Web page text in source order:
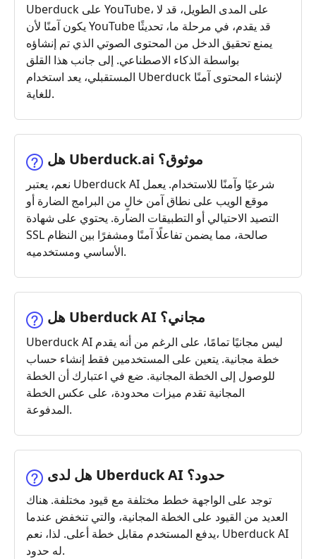
Uberduck على YouTube، على المدى الطويل، قد لا
يكون آمنًا لأن YouTube قد يقدم، في مرحلة ما، تحديثًا
يمنع تحقيق الدخل من المحتوى الصوتي الذي تم إنشاؤه
بواسطة الذكاء الاصطناعي. إلى جانب هذا القلق
المستقبلي، يعد استخدام Uberduck لإنشاء المحتوى آمنًا
للغاية.
هل Uberduck.ai موثوق؟
نعم، يعتبر Uberduck AI شرعيًا وآمنًا للاستخدام. يعمل
موقع الويب على نطاق آمن خالٍ من البرامج الضارة أو
التصيد الاحتيالي أو التطبيقات الضارة. يحتوي على شهادة
SSL صالحة، مما يضمن تفاعلًا آمنًا ومشفرًا بين النظام
الأساسي ومستخدميه.
هل Uberduck AI مجاني؟
Uberduck AI ليس مجانيًا تمامًا، على الرغم من أنه يقدم
خطة مجانية. يتعين على المستخدمين فقط إنشاء حساب
للوصول إلى الخطة المجانية. ضع في اعتبارك أن الخطة
المجانية تقدم ميزات محدودة، على عكس الخطة
المدفوعة.
هل لدى Uberduck AI حدود؟
توجد على الواجهة خطط مختلفة مع قيود مختلفة. هناك
العديد من القيود على الخطة المجانية، والتي تنخفض عندما
يدفع المستخدم مقابل خطة أعلى. لذا، نعم، Uberduck AI
له حدود.